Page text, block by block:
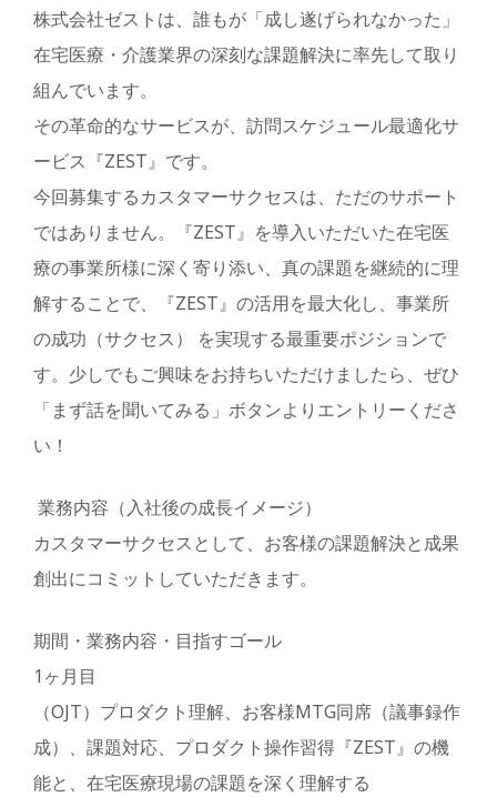
株式会社ゼストは、誰もが「成し遂げられなかった」
在宅医療・介護業界の深刻な課題解決に率先して取り
組んでいます。
その革命的なサービスが、訪問スケジュール最適化サ
ービス『ZEST』です。
今回募集するカスタマーサクセスは、ただのサポート
ではありません。『ZEST』を導入いただいた在宅医
療の事業所様に深く寄り添い、真の課題を継続的に理
解することで、『ZEST』の活用を最大化し、事業所
の成功（サクセス） を実現する最重要ポジションで
す。少しでもご興味をお持ちいただけましたら、ぜひ
「まず話を聞いてみる」ボタンよりエントリーくださ
い！
業務内容（入社後の成長イメージ）
カスタマーサクセスとして、お客様の課題解決と成果
創出にコミットしていただきます。
期間・業務内容・目指すゴール
1ヶ月目
（OJT）プロダクト理解、お客様MTG同席（議事録作
成）、課題対応、プロダクト操作習得『ZEST』の機
能と、在宅医療現場の課題を深く理解する